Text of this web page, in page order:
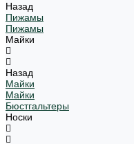
Назад
Пижамы
Пижамы
Майки
Назад
Майки
Майки
Бюстгальтеры
Носки